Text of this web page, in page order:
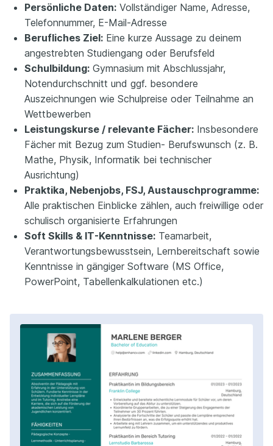
Persönliche Daten: Vollständiger Name, Adresse,
Telefonnummer, E-Mail-Adresse
Berufliches Ziel: Eine kurze Aussage zu deinem
angestrebten Studiengang oder Berufsfeld
Schulbildung: Gymnasium mit Abschlussjahr,
Notendurchschnitt und ggf. besondere
Auszeichnungen wie Schulpreise oder Teilnahme an
Wettbewerben
Leistungskurse / relevante Fächer: Insbesondere
Fächer mit Bezug zum Studien- Berufswunsch (z. B.
Mathe, Physik, Informatik bei technischer
Ausrichtung)
Praktika, Nebenjobs, FSJ, Austauschprogramme:
Alle praktischen Einblicke zählen, auch freiwillige oder
schulisch organisierte Erfahrungen
Soft Skills & IT-Kenntnisse: Teamarbeit,
Verantwortungsbewusstsein, Lernbereitschaft sowie
Kenntnisse in gängiger Software (MS Office,
PowerPoint, Tabellenkalkulationen etc.)